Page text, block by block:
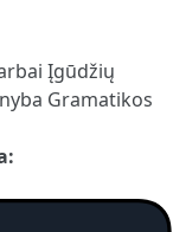
Įgūdžių
Gramatikos